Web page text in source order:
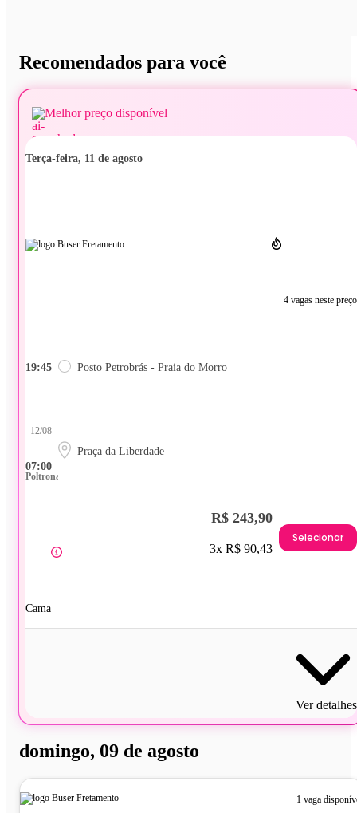
Recomendados para você
Melhor preço disponível
terça-feira, 11 de agosto
4 vagas neste preço
19:45 Posto Petrobrás - Praia do Morro
07:00
12/08
Praça da Liberdade
Poltrona
Cama
R$ 243,90
3x R$ 90,43
Selecionar
Ver detalhes
domingo, 09 de agosto
1 vaga